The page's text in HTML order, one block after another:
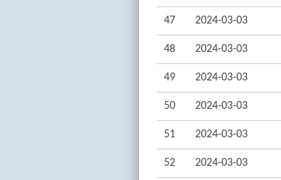
47 2024-03-03
48 2024-03-03
49 2024-03-03
50 2024-03-03
51 2024-03-03
52 2024-03-03